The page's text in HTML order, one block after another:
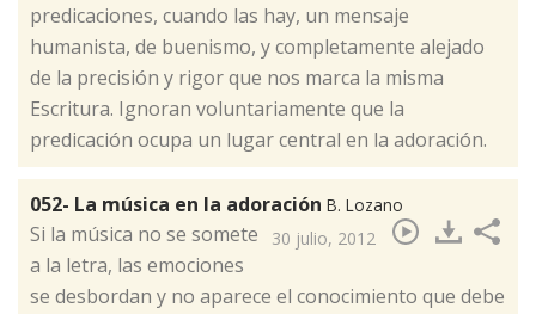
predicaciones, cuando las hay, un mensaje
humanista, de buenismo, y completamente alejado
de la precisión y rigor que nos marca la misma
Escritura. Ignoran voluntariamente que la
predicación ocupa un lugar central en la adoración.
052- La música en la adoración B. Lozano
30 julio, 2012
​Si la música no se somete
a la letra, las emociones
se desbordan y no aparece el conocimiento que debe